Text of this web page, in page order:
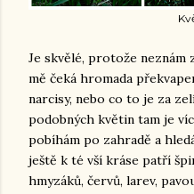
Je skvělé, protože neznám
mě čeká hromada
narcisy, nebo co to je za
podobných květin tam je
pobíhám po zahradě a
ještě k té vší kráse patří
hmyzáků, červů, larev,